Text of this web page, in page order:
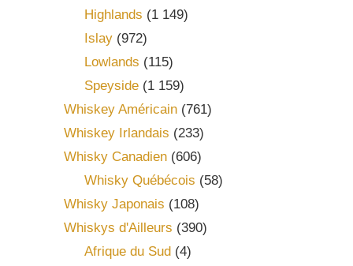
Highlands (1 149)
Islay(972)
Lowlands (115)
Speyside(1 159)
Whiskey Américain (761)
Whiskey Irlandais (233)
Whisky Canadien (606)
Whisky Québécois (58)
Whisky Japonais (108)
Whiskys d'Ailleurs (390)
Afrique du Sud (4)